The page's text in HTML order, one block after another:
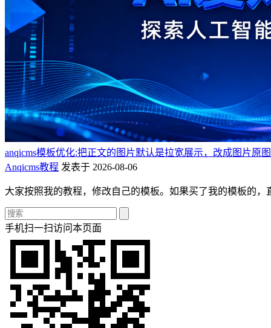
anqicms模板优化:把正文的图片默认是拉宽展示，改成图片原
Anqicms教程 发表于 2026-08-06
大家按照我的教程，修改自己的模板。如果买了我的模板的，
手机扫一扫访问本页面